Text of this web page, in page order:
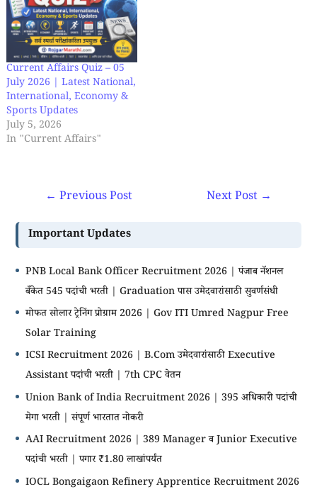
Current Affairs Quiz – 05
July 2026 | Latest National,
International, Economy &
Sports Updates
July 5, 2026
In "Current Affairs"
← Previous Post Next Post →
Important Updates
PNB Local Bank Officer Recruitment 2026 | पंजाब नॅशनल
बँकेत 545 पदांची भरती | Graduation पास उमेदवारांसाठी सुवर्णसंधी
मोफत सोलार ट्रेनिंग प्रोग्राम 2026 | Gov ITI Umred Nagpur Free
Solar Training
ICSI Recruitment 2026 | B.Com उमेदवारांसाठी Executive
Assistant पदांची भरती | 7th CPC वेतन
Union Bank of India Recruitment 2026 | 395 अधिकारी पदांची
मेगा भरती | संपूर्ण भारतात नोकरी
AAI Recruitment 2026 | 389 Manager व Junior Executive
पदांची भरती | पगार ₹1.80 लाखांपर्यंत
IOCL Bongaigaon Refinery Apprentice Recruitment 2026